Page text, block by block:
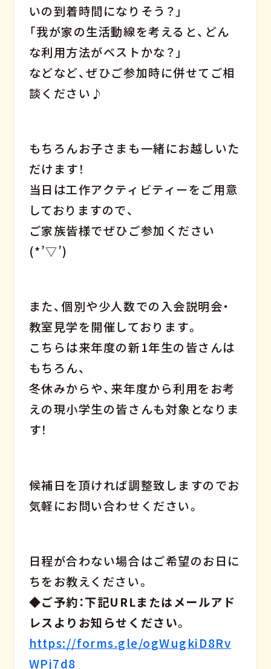
いの到着時間になりそう？」
「我が家の生活動線を考えると、どん
な利用方法がベストかな？」
などなど、ぜひご参加時に併せてご相
談ください♪
もちろんお子さまも一緒にお越しいた
だけます！
当日は工作アクティビティーをご用意
しておりますので、
ご家族皆様でぜひご参加ください
(*’▽’)
また、個別や少人数での入会説明会・
教室見学を開催しております。
こちらは来年度の新1年生の皆さんは
もちろん、
冬休みからや、来年度から利用をお考
えの現小学生の皆さんも対象となりま
す！
候補日を頂ければ調整致しますのでお
気軽にお問い合わせください。
日程が合わない場合はご希望のお日に
ちをお教えください。
◆ご予約：下記URLまたはメールアド
レスよりお知らせください。
https://forms.gle/ogWugkiD8Rv
WPj7d8